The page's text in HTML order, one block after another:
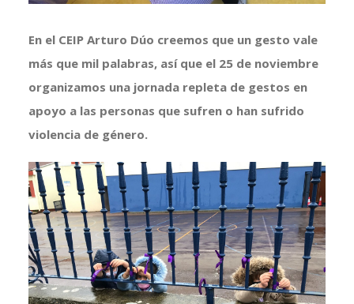
En el CEIP Arturo Dúo creemos que un gesto vale
más que mil palabras, así que el 25 de noviembre
organizamos una jornada repleta de gestos en
apoyo a las personas que sufren o han sufrido
violencia de género.